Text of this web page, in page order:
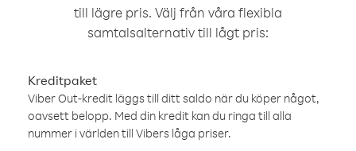
till lägre pris. Välj från våra flexibla
samtalsalternativ till lågt pris:
Kreditpaket
Viber Out-kredit läggs till ditt saldo när du köper något,
oavsett belopp. Med din kredit kan du ringa till alla
nummer i världen till Vibers låga priser.